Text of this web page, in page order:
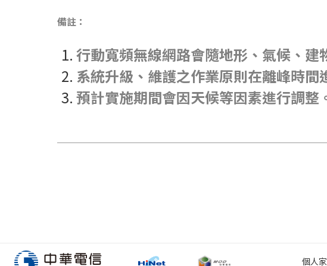
備註：
行動寬頻無線網路會隨地形、氣候、建
系統升級、維護之作業原則在離峰時間
預計實施期間會因天候等因素進行調整
個人